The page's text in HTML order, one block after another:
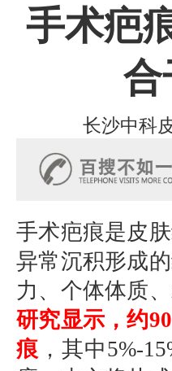
手术疤
合
长沙中科
手术疤痕是皮
异常沉积形成
力、个体体质
研究显示，约
痕 ，其中5%-